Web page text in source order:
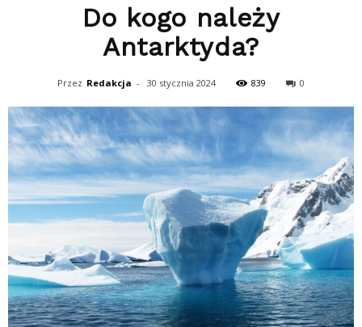
Do kogo należy
Antarktyda?
Przez Redakcja - 30 stycznia 2024 839 0